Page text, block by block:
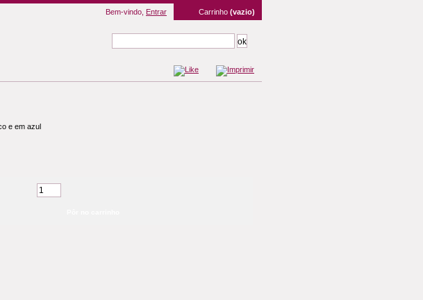
Carrinho (vazio)
Bem-vindo, Entrar
e em azul